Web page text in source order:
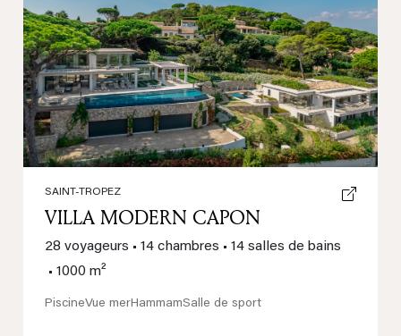
Previous Next
SAINT-TROPEZ
VILLA MODERN CAPON
28 voyageurs • 14 chambres • 14 salles de bains
• 1000 m²
PiscineVue merHammamSalle de sport